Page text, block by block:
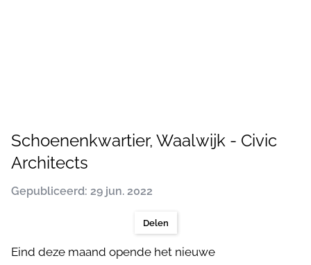
Schoenenkwartier, Waalwijk - Civic
Architects
Gepubliceerd: 29 jun. 2022
Delen
Eind deze maand opende het nieuwe